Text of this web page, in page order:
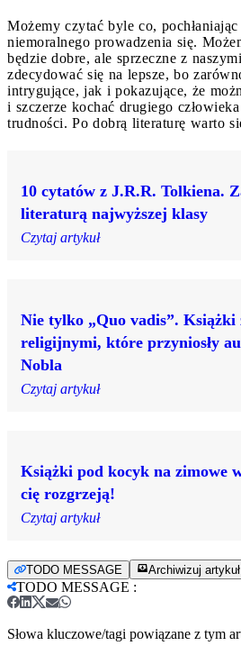
Możemy czytać byle co,
niemoralnego prowadzenia się.
będzie dobre, ale sprzeczne z
zdecydować się na lepsze, bo
intrygujące, jak i pokazujące, że
i szczerze kochać drugiego
trudności. Po dobrą literaturę warto
10 cytatów z J.R.R. Tolkiena.
literaturą najwyższej klasy
Czytaj artykuł
Nie tylko „Quo vadis”. Książki
religijnymi, które przyniosły
Nobla
Czytaj artykuł
Książki pod kocyk na zimowe
cię rozgrzeją!
Czytaj artykuł
TODO MESSAGE Archiwizuj artykuł
TODO MESSAGE :
Słowa kluczowe/tagi powiązane z tym